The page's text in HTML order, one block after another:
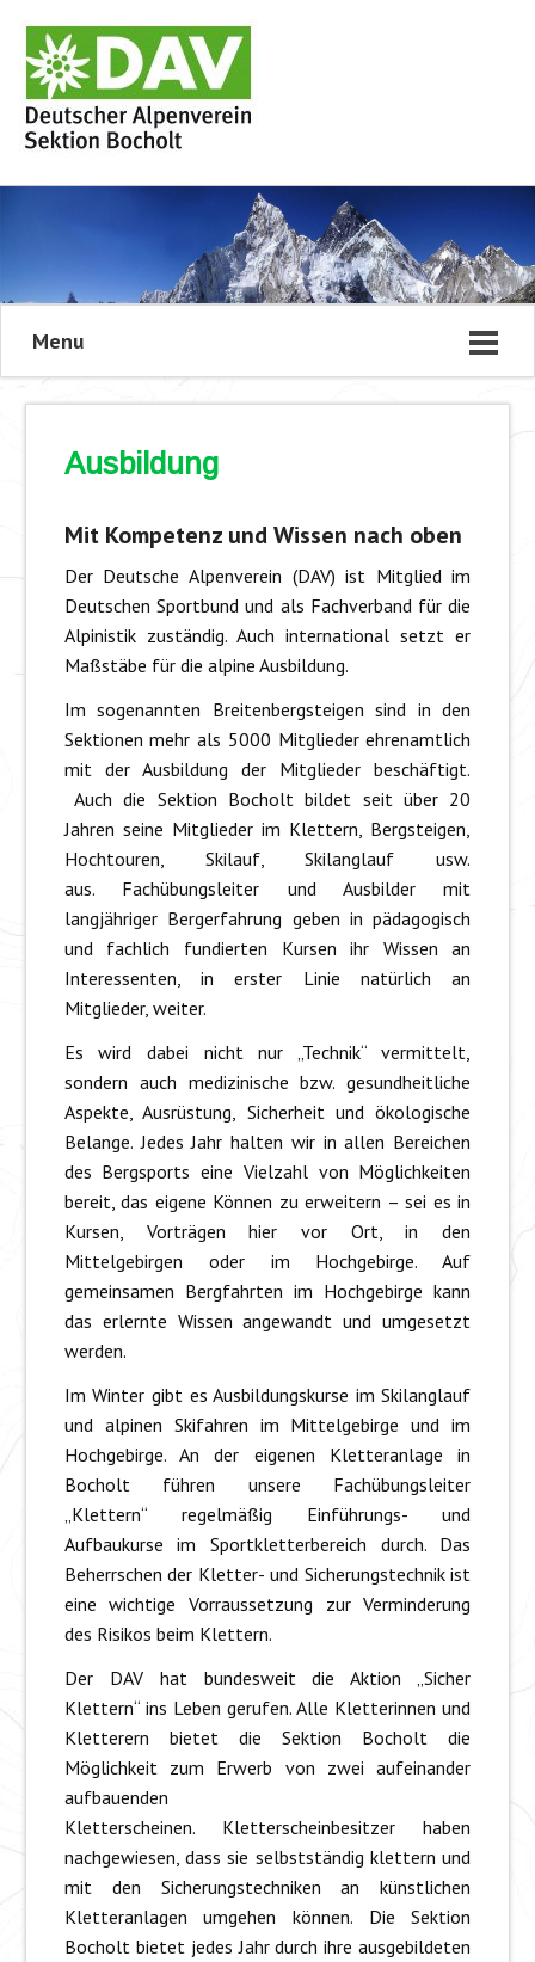
Menu
Ausbildung
Mit Kompetenz und Wissen nach oben
Der Deutsche Alpenverein (DAV) ist Mitglied im
Deutschen Sportbund und als Fachverband für die
Alpinistik zuständig. Auch international setzt er
Maßstäbe für die alpine Ausbildung.
Im sogenannten Breitenbergsteigen sind in den
Sektionen mehr als 5000 Mitglieder ehrenamtlich
mit der Ausbildung der Mitglieder beschäftigt.
Auch die Sektion Bocholt bildet seit über 20
Jahren seine Mitglieder im Klettern, Bergsteigen,
Hochtouren, Skilauf, Skilanglauf usw.
aus. Fachübungsleiter und Ausbilder mit
langjähriger Bergerfahrung geben in pädagogisch
und fachlich fundierten Kursen ihr Wissen an
Interessenten, in erster Linie natürlich an
Mitglieder, weiter.
Es wird dabei nicht nur „Technik“ vermittelt,
sondern auch medizinische bzw. gesundheitliche
Aspekte, Ausrüstung, Sicherheit und ökologische
Belange. Jedes Jahr halten wir in allen Bereichen
des Bergsports eine Vielzahl von Möglichkeiten
bereit, das eigene Können zu erweitern – sei es in
Kursen, Vorträgen hier vor Ort, in den
Mittelgebirgen oder im Hochgebirge. Auf
gemeinsamen Bergfahrten im Hochgebirge kann
das erlernte Wissen angewandt und umgesetzt
werden.
Im Winter gibt es Ausbildungskurse im Skilanglauf
und alpinen Skifahren im Mittelgebirge und im
Hochgebirge. An der eigenen Kletteranlage in
Bocholt führen unsere Fachübungsleiter
„Klettern“ regelmäßig Einführungs- und
Aufbaukurse im Sportkletterbereich durch. Das
Beherrschen der Kletter- und Sicherungstechnik ist
eine wichtige Vorraussetzung zur Verminderung
des Risikos beim Klettern.
Der DAV hat bundesweit die Aktion „Sicher
Klettern“ ins Leben gerufen. Alle Kletterinnen und
Kletterern bietet die Sektion Bocholt die
Möglichkeit zum Erwerb von zwei aufeinander
aufbauenden
Kletterscheinen. Kletterscheinbesitzer haben
nachgewiesen, dass sie selbstständig klettern und
mit den Sicherungstechniken an künstlichen
Kletteranlagen umgehen können. Die Sektion
Bocholt bietet jedes Jahr durch ihre ausgebildeten